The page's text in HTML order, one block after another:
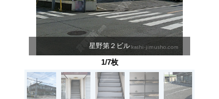
星野第２ビル
1/7枚